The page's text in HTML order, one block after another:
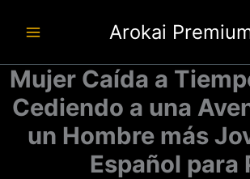
Arokai
Mujer Caída a
Cediendo a una
un Hombre más
Español para